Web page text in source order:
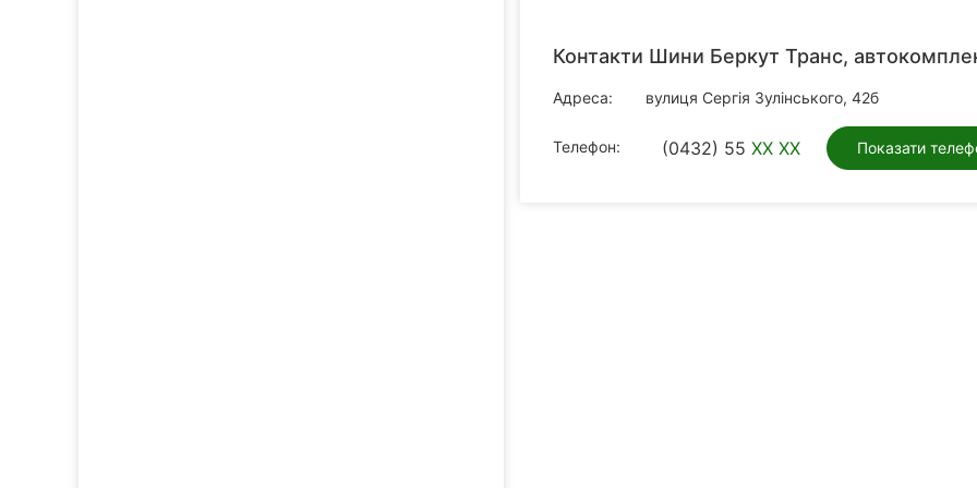
Контакти Шини Беркут Транс,
Адреса: вулиця Сергія Зулінського, 42б
Телефон: (0432) 55 XX XX Показати